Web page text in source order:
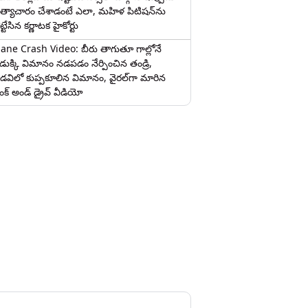
చేశాడంటే ఎలా, మహిళ పిటిషన్‌ను
కర్ణాటక హైకోర్టు
Crash Video: బీరు తాగుతూ గాల్లోనే
విమానం నడపడం నేర్పించిన తండ్రి,
కుప్పకూలిన విమానం, వైరల్‌గా మారిన
అండ్ డ్రైవ్ వీడియో